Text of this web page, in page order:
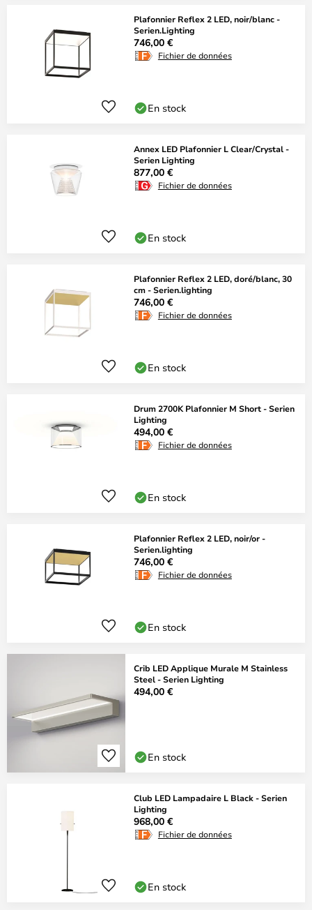
Plafonnier Reflex 2 LED, noir/blanc -
Serien.Lighting
746,00 €
Fichier de données
En stock
Annex LED Plafonnier L Clear/Crystal -
Serien Lighting
877,00 €
Fichier de données
En stock
Plafonnier Reflex 2 LED, doré/blanc, 30
cm - Serien.lighting
746,00 €
Fichier de données
En stock
Drum 2700K Plafonnier M Short - Serien
Lighting
494,00 €
Fichier de données
En stock
Plafonnier Reflex 2 LED, noir/or -
Serien.lighting
746,00 €
Fichier de données
En stock
Crib LED Applique Murale M Stainless
Steel - Serien Lighting
494,00 €
En stock
Club LED Lampadaire L Black - Serien
Lighting
968,00 €
Fichier de données
En stock